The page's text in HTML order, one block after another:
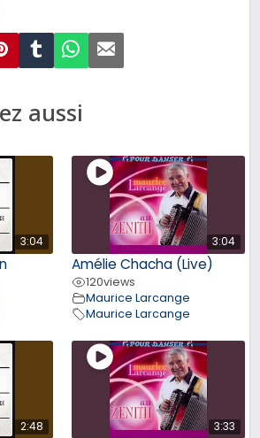
aussi
3:04 3:04
Amélie Chacha (Live)
120views
Maurice Larcange
Maurice Larcange
2:48 3:33